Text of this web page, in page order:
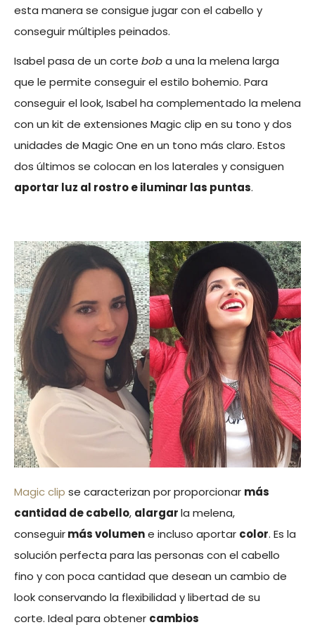
esta manera se consigue jugar con el cabello y
conseguir múltiples peinados.
Isabel pasa de un corte boba una la melena larga
que le permite conseguir el estilo bohemio. Para
conseguir el look, Isabel ha complementado la melena
con un kit de extensiones Magic clip en su tono y dos
unidades de Magic One en un tono más claro. Estos
dos últimos se colocan en los laterales y consiguen
aportar luz al rostro e iluminar las puntas.
Magic clip se caracterizan por proporcionar más
cantidad de cabello, alargarla melena,
conseguirmás volumene incluso aportar color. Es la
solución perfecta para las personas con el cabello
fino y con poca cantidad que desean un cambio de
look conservando la flexibilidad y libertad de su
corte. Ideal para obtener cambios